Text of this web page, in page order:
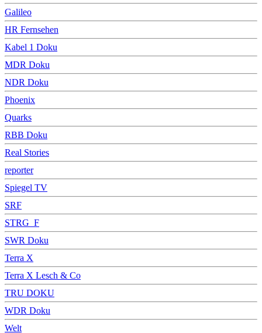
Galileo
HR Fernsehen
Kabel 1 Doku
MDR Doku
NDR Doku
Phoenix
Quarks
RBB Doku
Real Stories
reporter
Spiegel TV
SRF
STRG_F
SWR Doku
Terra X
Terra X Lesch & Co
TRU DOKU
WDR Doku
Welt